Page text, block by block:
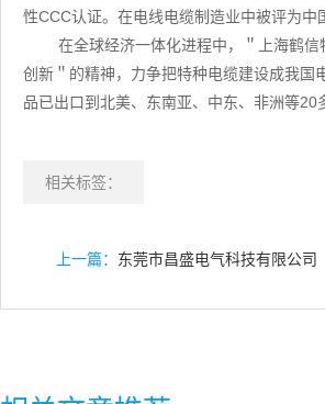
性CCC认证。在电线电缆制造业中被评为
在全球经济一体化进程中，＂上海鹤
创新＂的精神，力争把特种电缆建设成我国
品已出口到北美、东南亚、中东、非洲等20
相关标签：
上一篇： 东莞市昌盛电气科技有限公司